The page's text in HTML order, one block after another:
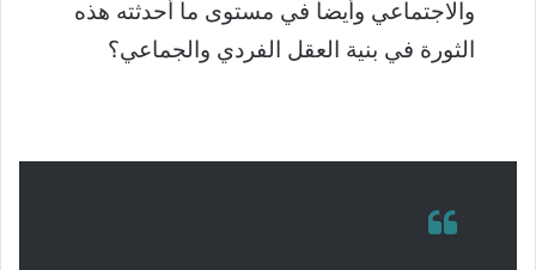
والاجتماعي وأيضا في مستوى ما أحدثته هذه
الثورة في بنية العقل الفردي والجماعي؟